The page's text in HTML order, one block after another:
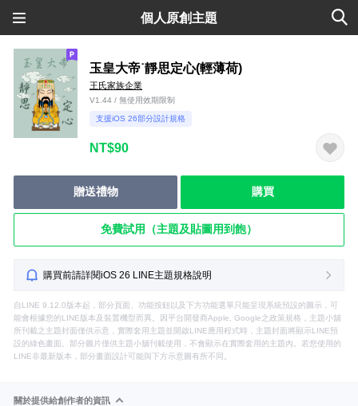
個人原創主題
玉皇大帝˙靜思定心(輕薄荷)
王氏家族企業
V1.44 / 無使用效期限制
支援iOS 26部分設計規格
NT$90
贈送禮物 購買
免費試用（主題及貼圖用到飽）
購買前請詳閱iOS 26 LINE主題規格說明
自LINE 9.12.0版本起，部分頁面、功能按鈕以及下方功能選單只能呈現系統預設的圖示，可
能會根據您的LINE版本及裝置機型而異。因平台開發商Apple, Google之政策規格，主題小舖
所刊載之主題封面僅供示意，實際套用主題並開啟LINE應用程式時，主題封面將顯示LINE預
設的綠色畫面。部分圖片僅供主題小舖刊載使用，不會顯示在實際套用的主題內。若您使用的
LINE非最新版本，部分畫面設計可能與下方示意圖有所不同。
關於提供給創作者的資訊